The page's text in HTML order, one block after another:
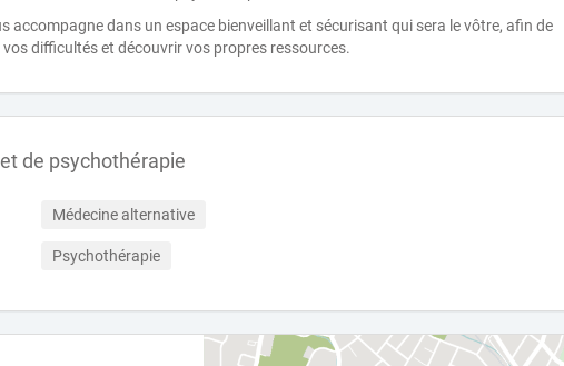
accompagne dans un espace bienveillant et sécurisant qui sera le vôtre, afin de
difficultés et découvrir vos propres ressources.
de psychothérapie
Médecine alternative
Psychothérapie